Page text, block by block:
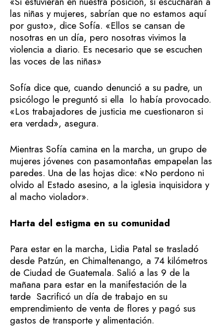
las niñas y mujeres, sabrían que no estamos aquí
por gusto», dice Sofía. «Ellos se cansan de
nosotras en un día, pero nosotras vivimos la
violencia a diario. Es necesario que se escuchen
las voces de las niñas»
Sofía dice que, cuando denunció a su padre, un
psicólogo le preguntó si ella lo había provocado.
«Los trabajadores de justicia me cuestionaron si
era verdad», asegura.
Mientras Sofía camina en la marcha, un grupo de
mujeres jóvenes con pasamontañas empapelan las
paredes. Una de las hojas dice: «No perdono ni
olvido al Estado asesino, a la iglesia inquisidora y
al macho violador».
Harta del estigma en su comunidad
Para estar en la marcha, Lidia Patal se trasladó
desde Patzún, en Chimaltenango, a 74 kilómetros
de Ciudad de Guatemala. Salió a las 9 de la
mañana para estar en la manifestación de la
tarde Sacrificó un día de trabajo en su
emprendimiento de venta de flores y pagó sus
gastos de transporte y alimentación.